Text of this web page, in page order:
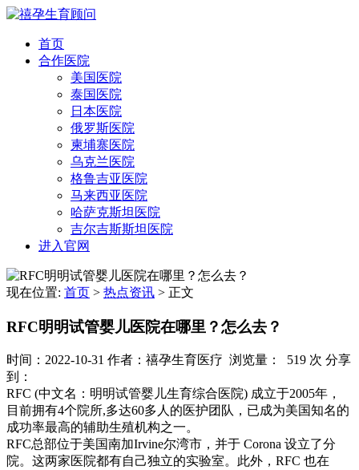
首页
合作医院
美国医院
泰国医院
日本医院
俄罗斯医院
柬埔寨医院
乌克兰医院
格鲁吉亚医院
马来西亚医院
哈萨克斯坦医院
吉尔吉斯斯坦医院
进入官网
现在位置: 首页 > 热点资讯 > 正文
RFC明明试管婴儿医院在哪里？怎么去？
时间：2022-10-31 作者：禧孕生育医疗 浏览量： 519 次 分享
到：
RFC (中文名：明明试管婴儿生育综合医院) 成立于2005年，
目前拥有4个院所,多达60多人的医护团队，已成为美国知名的
成功率最高的辅助生殖机构之一。
RFC总部位于美国南加Irvine尔湾市，并于 Corona 设立了分
院。这两家医院都有自己独立的实验室。此外，RFC 也在